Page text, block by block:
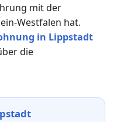
mit der
Westfalen hat.
in Lippstadt
die